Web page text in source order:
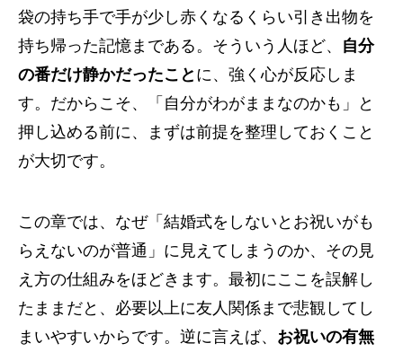
袋の持ち手で手が少し赤くなるくらい引き出物を
持ち帰った記憶まである。そういう人ほど、 自分
の番だけ静かだったこと に、強く心が反応しま
す。だからこそ、「自分がわがままなのかも」と
押し込める前に、まずは前提を整理しておくこと
が大切です。
この章では、なぜ「結婚式をしないとお祝いがも
らえないのが普通」に見えてしまうのか、その見
え方の仕組みをほどきます。最初にここを誤解し
たままだと、必要以上に友人関係まで悲観してし
まいやすいからです。逆に言えば、 お祝いの有無